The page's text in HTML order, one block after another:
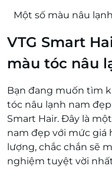
Một số màu nâu
VTG Smart
màu tóc nâu
Bạn đang muốn tìm
tóc nâu lạnh nam
Smart Hair. Đây là
nam đẹp với mức giá
lượng, chắc chắn sẽ
nghiệm tuyệt vời